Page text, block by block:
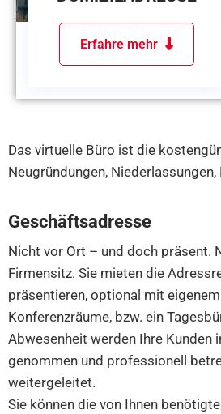
Erfahre mehr
Das virtuelle Büro ist die
Neugründungen,
Geschäftsadresse
Nicht vor Ort – und doch präsent.
Firmensitz. Sie mieten die
präsentieren, optional mit
Konferenzräume, bzw. ein
Abwesenheit werden Ihre Kunden
genommen und professionell
weitergeleitet.
Sie können die von Ihnen